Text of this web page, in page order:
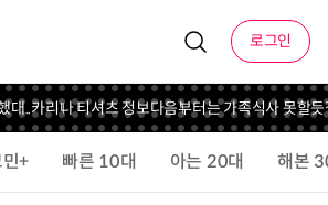
로그인
..카리나 티셔츠 정보다음부터는 가족식사 못할듯집
+ 빠른 10대 아는 20대 해본